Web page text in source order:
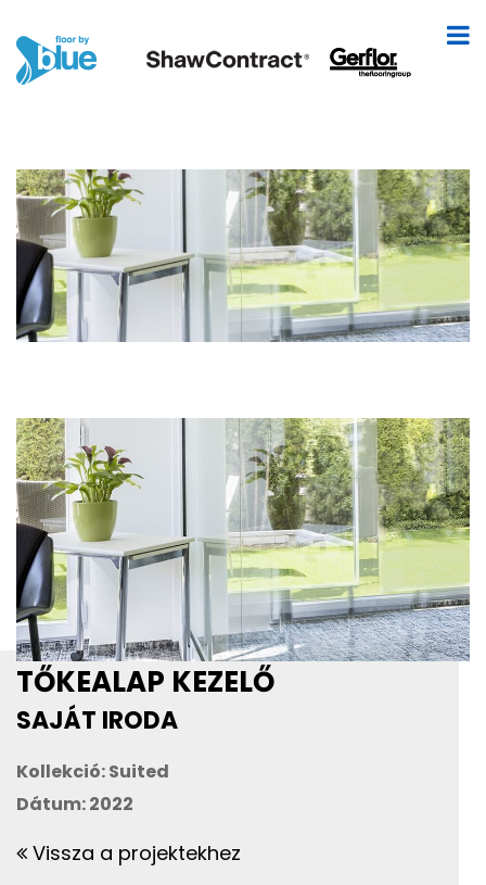
TŐKEALAP KEZELŐ
SAJÁT IRODA
Kollekció: Suited
Dátum: 2022
Vissza a projektekhez